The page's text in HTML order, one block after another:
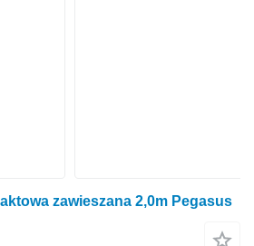
zawieszana 2,0m Pegasus